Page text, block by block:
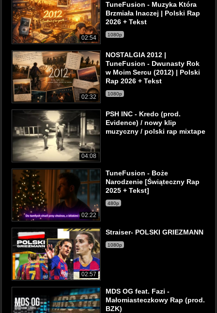
02:54
TuneFusion - Muzyka Która
Brzmiała Inaczej | Polski Rap
2026 + Tekst
1080p
02:32
NOSTALGIA 2012 |
TuneFusion - Dwunasty Rok
w Moim Sercu (2012) | Polski
Rap 2026 + Tekst
1080p
04:08
PSH INC - Kredo (prod.
Evidence) / nowy klip
muzyczny / polski rap mixtape
02:22
TuneFusion - Boże
Narodzenie [Świąteczny Rap
2025 + Tekst]
480p
02:57
Straiser- POLSKI GRIEZMANN
1080p
MDS OG feat. Fazi -
Małomiasteczkowy Rap (prod.
BZK)